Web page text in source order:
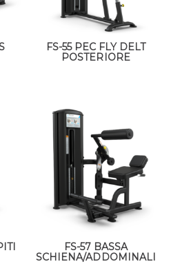
FS-55 PEC FLY DELT
POSTERIORE
FS-57 BASSA
SCHIENA/ADDOMINALI